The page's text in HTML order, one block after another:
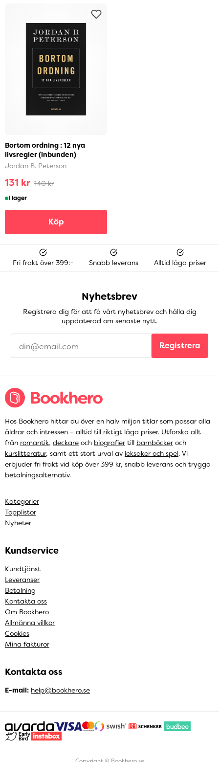
Bortom ordning : 12 nya
livsregler (inbunden)
Jordan B. Peterson
131 kr 140 kr
I lager
Köp
Fri frakt över 399:- Snabb leverans Alltid låga priser
Nyhetsbrev
Registrera dig för att få vårt nyhetsbrev och hålla dig
uppdaterad om senaste nytt.
Registrera
Hos Bookhero hittar du över en halv miljon titlar som passar alla
åldrar och intressen – alltid till riktigt låga priser. Utforska allt
från romantik, deckare och biografier till barnböcker och
kurslitteratur, samt ett stort urval av leksaker och spel. Vi
erbjuder fri frakt vid köp över 399 kr, snabb leverans och trygga
betalningsalternativ.
Kategorier
Topplistor
Nyheter
Kundservice
Kundtjänst
Leveranser
Betalning
Kontakta oss
Om Bookhero
Allmänna villkor
Cookies
Mina fakturor
Kontakta oss
E-mail: help@bookhero.se